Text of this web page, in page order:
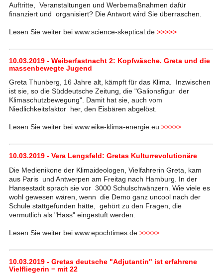
Auftritte, Veranstaltungen und Werbemaßnahmen dafür
finanziert und organisiert? Die Antwort wird Sie überraschen.
Lesen Sie weiter bei www.science-skeptical.de >>>>>
10.03.2019 - Weiberfastnacht 2: Kopfwäsche. Greta und die
massenbewegte Jugend
Greta Thunberg, 16 Jahre alt, kämpft für das Klima. Inzwischen
ist sie, so die Süddeutsche Zeitung, die "Galionsfigur der
Klimaschutzbewegung". Damit hat sie, auch vom
Niedlichkeitsfaktor her, den Eisbären abgelöst.
Lesen Sie weiter bei www.eike-klima-energie.eu >>>>>
10.03.2019 - Vera Lengsfeld: Gretas Kulturrevolutionäre
Die Medienikone der Klimaideologen, Vielfahrerin Greta, kam
aus Paris und Antwerpen am Freitag nach Hamburg. In der
Hansestadt sprach sie vor 3000 Schulschwänzern. Wie viele es
wohl gewesen wären, wenn die Demo ganz uncool nach der
Schule stattgefunden hätte, gehört zu den Fragen, die
vermutlich als "Hass" eingestuft werden.
Lesen Sie weiter bei www.epochtimes.de >>>>>
10.03.2019 - Gretas deutsche "Adjutantin" ist erfahrene
Vielfliegerin − mit 22